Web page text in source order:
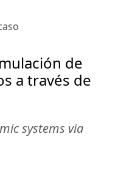
de
a través de
systems via